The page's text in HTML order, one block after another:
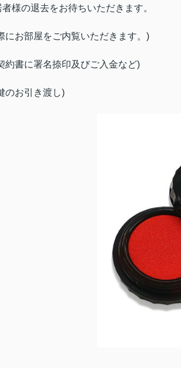
様の退去をお待ちいただきます。
にお部屋をご内覧いただきます。)
約書に署名捺印及びご入金など)
のお引き渡し)